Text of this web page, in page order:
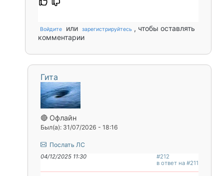
Войдите или зарегистрируйтесь , чтобы оставлять
комментарии
Гита
🔴 Офлайн
Был(а): 31/07/2026 - 18:16
Послать ЛС
04/12/2025 11:30
#212
в ответ на #211